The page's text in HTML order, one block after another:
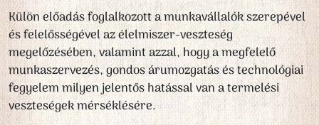
Külön előadás foglalkozott a munkavállalók szerepével
és felelősségével az élelmiszer-veszteség
megelőzésében, valamint azzal, hogy a megfelelő
munkaszervezés, gondos árumozgatás és technológiai
fegyelem milyen jelentős hatással van a termelési
veszteségek mérséklésére.